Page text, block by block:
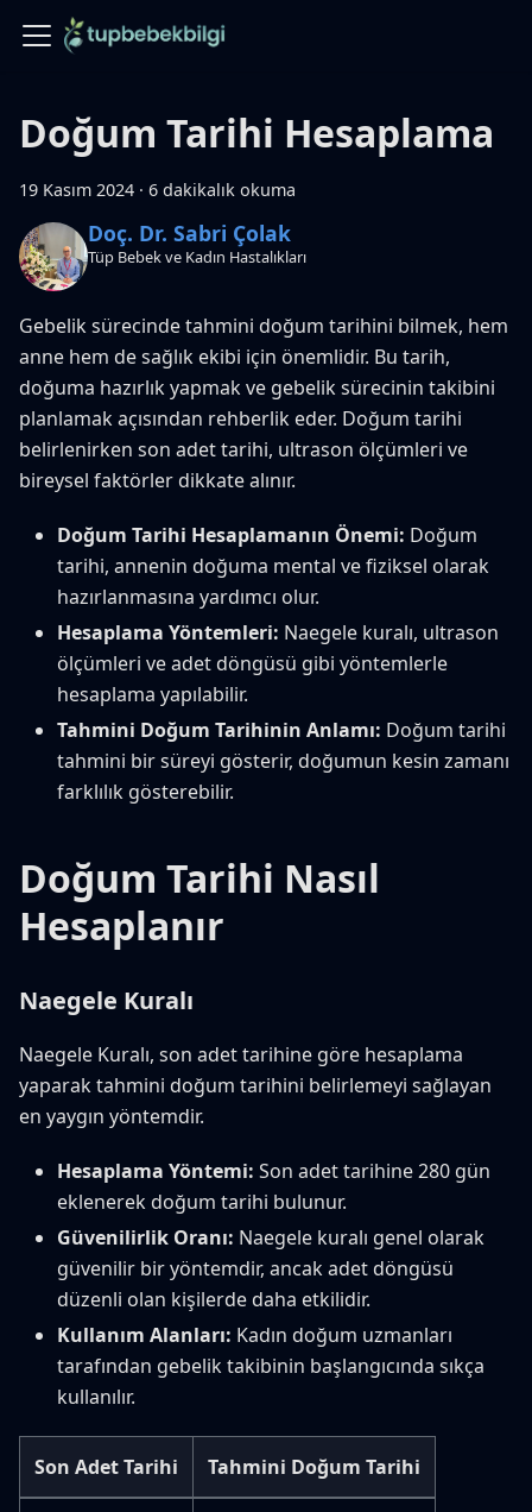
Doğum Tarihi Hesaplama
19 Kasım 2024 · 6 dakikalık okuma
Doç. Dr. Sabri Çolak
Tüp Bebek ve Kadın Hastalıkları
Gebelik sürecinde tahmini doğum tarihini bilmek, hem
anne hem de sağlık ekibi için önemlidir. Bu tarih,
doğuma hazırlık yapmak ve gebelik sürecinin takibini
planlamak açısından rehberlik eder. Doğum tarihi
belirlenirken son adet tarihi, ultrason ölçümleri ve
bireysel faktörler dikkate alınır.
Doğum Tarihi Hesaplamanın Önemi: Doğum
tarihi, annenin doğuma mental ve fiziksel olarak
hazırlanmasına yardımcı olur.
Hesaplama Yöntemleri: Naegele kuralı, ultrason
ölçümleri ve adet döngüsü gibi yöntemlerle
hesaplama yapılabilir.
Tahmini Doğum Tarihinin Anlamı: Doğum tarihi
tahmini bir süreyi gösterir, doğumun kesin zamanı
farklılık gösterebilir.
Doğum Tarihi Nasıl
Hesaplanır
Naegele Kuralı
Naegele Kuralı, son adet tarihine göre hesaplama
yaparak tahmini doğum tarihini belirlemeyi sağlayan
en yaygın yöntemdir.
Hesaplama Yöntemi: Son adet tarihine 280 gün
eklenerek doğum tarihi bulunur.
Güvenilirlik Oranı: Naegele kuralı genel olarak
güvenilir bir yöntemdir, ancak adet döngüsü
düzenli olan kişilerde daha etkilidir.
Kullanım Alanları: Kadın doğum uzmanları
tarafından gebelik takibinin başlangıcında sıkça
kullanılır.
Son Adet Tarihi Tahmini Doğum Tarihi